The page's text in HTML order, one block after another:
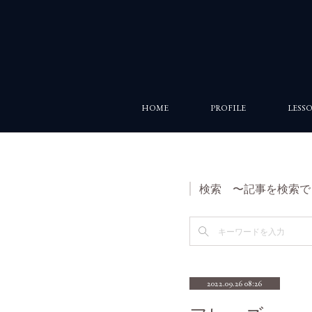
HOME PROFILE
検索 〜記事を検索で
2022.09.26 08:26